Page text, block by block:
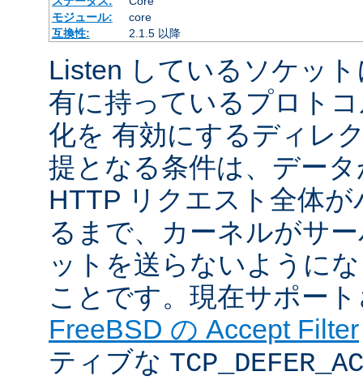
モジュール:
core
互換性:
2.1.5 以降
Listen しているソケッ
有に持っているプロト
化を 有効にするディレ
提となる条件は、デー
HTTP リクエスト全体
るまで、カーネルがサ
ットを送らないように
ことです。現在サポー
FreeBSD の Accept Filter
ティブな